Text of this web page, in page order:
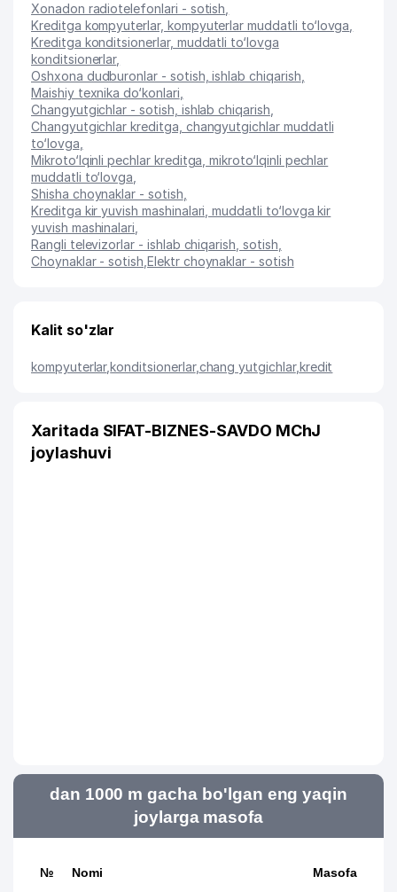
Xonadon radiotelefonlari - sotish
Kreditga kompyuterlar, kompyuterlar muddatli to‘lovga
Kreditga konditsionerlar, muddatli to‘lovga
konditsionerlar,
Oshxona dudburonlar - sotish, ishlab chiqarish
Maishiy texnika do‘konlari
Changyutgichlar - sotish, ishlab chiqarish
Changyutgichlar kreditga, changyutgichlar muddatli
to‘lovga
Mikroto‘lqinli pechlar kreditga, mikroto‘lqinli pechlar
muddatli to‘lovga
Shisha choynaklar - sotish
Kreditga kir yuvish mashinalari, muddatli to‘lovga kir
yuvish mashinalari
Rangli televizorlar - ishlab chiqarish, sotish
Choynaklar - sotish ,Elektr choynaklar - sotish
Kalit so'zlar
kompyuterlar,konditsionerlar,chang yutgichlar,kredit
Xaritada SIFAT-BIZNES-SAVDO MChJ
joylashuvi
dan 1000 m gacha bo'lgan eng yaqin
joylarga masofa
№ Nomi Masofa